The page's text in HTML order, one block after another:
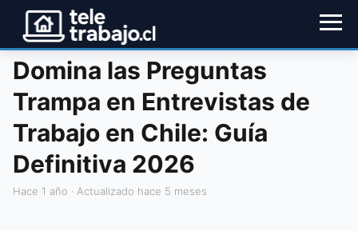
Domina las Preguntas
Trampa en Entrevistas de
Trabajo en Chile: Guía
Definitiva 2026
hace 1 año · Actualizado hace 5 meses